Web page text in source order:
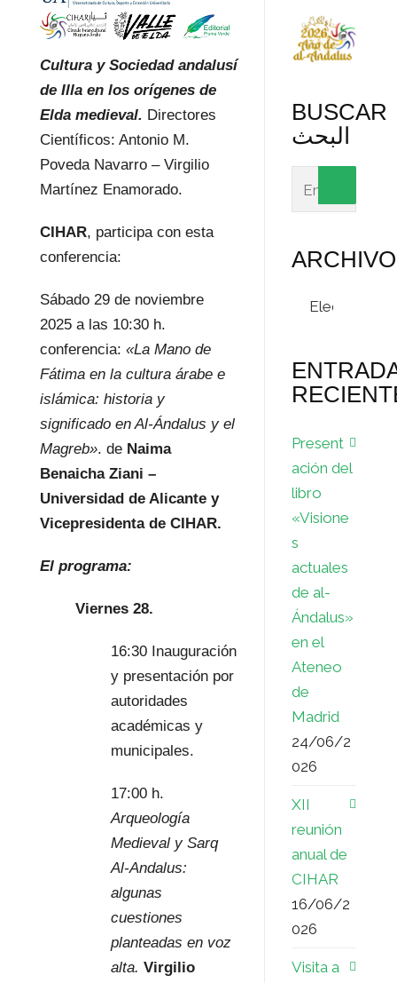
Cultura y Sociedad andalusí
de Illa en los orígenes de
Elda medieval. Directores
Científicos: Antonio M.
Poveda Navarro – Virgilio
Martínez Enamorado.
CIHAR, participa con esta
conferencia:
Sábado 29 de noviembre
2025 a las 10:30 h.
conferencia: «La Mano de
Fátima en la cultura árabe e
islámica: historia y
significado en Al-Ándalus y el
Magreb». de Naima
Benaicha Ziani –
Universidad de Alicante y
Vicepresidenta de CIHAR.
El programa:
Viernes 28.
16:30 Inauguración
y presentación por
autoridades
académicas y
municipales.
17:00 h.
Arqueología
Medieval y Sarq
Al-Andalus:
algunas
cuestiones
planteadas en voz
alta. Virgilio
BUSCAR
البحث
Present
ación del
libro
«Visione
s
actuales
de al-
Ándalus»
en el
Ateneo
de
Madrid
24/06/2
026
XII
reunión
anual de
CIHAR
16/06/2
026
Visita a